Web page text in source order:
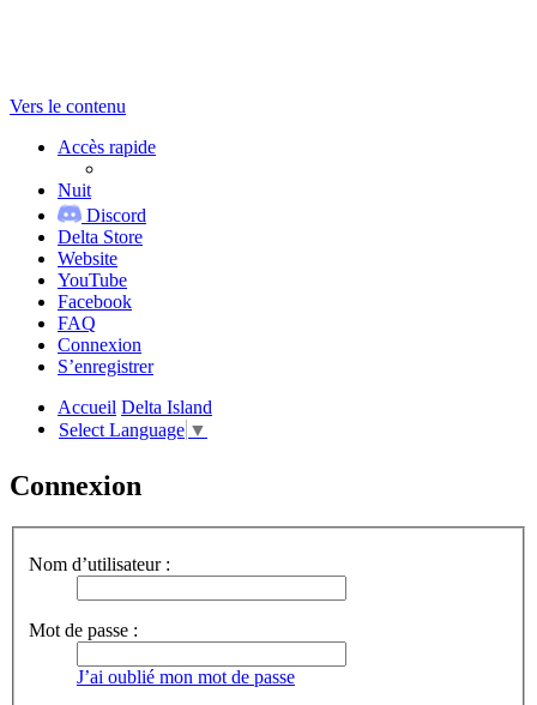
Vers le contenu
Accès rapide
Nuit
Discord
Delta Store
Website
YouTube
Facebook
FAQ
Connexion
S’enregistrer
Accueil Delta Island
Select Language ▼
Connexion
Nom d’utilisateur :
Mot de passe :
J’ai oublié mon mot de passe